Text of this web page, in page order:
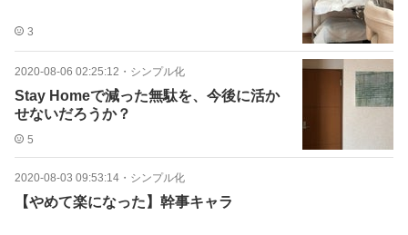
3
2020-08-06 02:25:12 ・ シンプル化
Stay Homeで減った無駄を、今後に活か
せないだろうか？
5
2020-08-03 09:53:14 ・ シンプル化
【やめて楽になった】幹事キャラ